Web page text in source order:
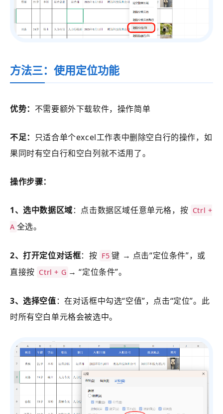
方法三：使用定位功能
优势： 不需要额外下载软件，操作简单
不足： 只适合单个excel工作表中删除空白行的操作，如
果同时有空白行和空白列就不适用了。
操作步骤：
1、选中数据区域：点击数据区域任意单元格，按 Ctrl +
A 全选。
2、打开定位对话框：按 F5 键 → 点击“定位条件”，或
直接按 Ctrl + G → “定位条件”。
3、选择空值：在对话框中勾选“空值”，点击“定位”。此
时所有空白单元格会被选中。